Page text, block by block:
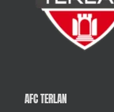
AFC TERLAN